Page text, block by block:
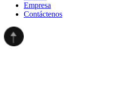
Empresa
Contáctenos